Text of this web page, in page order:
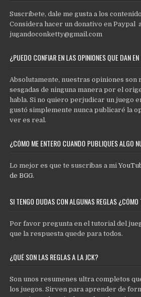
Suscríbete, dale me gusta a los
Considera hacer un donativo en Paypal a
jugandoconketty@gmail.com
¿PUEDO CONFIAR EN LAS OPINIONES QUE DAN
Absolutamente, nuestras opiniones son
sesgadas de ninguna manera por el
habla. Si no quiero perjudicar un juego
gustó simplemente nunca publicaré la
ver es real.
¿CÓMO ME ENTERO CUANDO PUBLIQUES ALGO
Lo mejor es que te suscribas a mi
de BGG.
SI TENGO DUDAS CON ALGUNAS REGLAS
Por favor pregunta en el tutorial del
que la respuesta quede para todos.
¿QUÉ SON LAS REGLAS A LA JCK?
Son unos resumenes ultra completos
los juegos. Sirven para aprender de